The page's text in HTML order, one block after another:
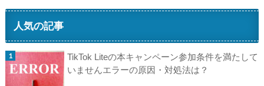
人気の記事
TikTok Liteの本キャンペーン参加条件を満たして
いませんエラーの原因・対処法は？